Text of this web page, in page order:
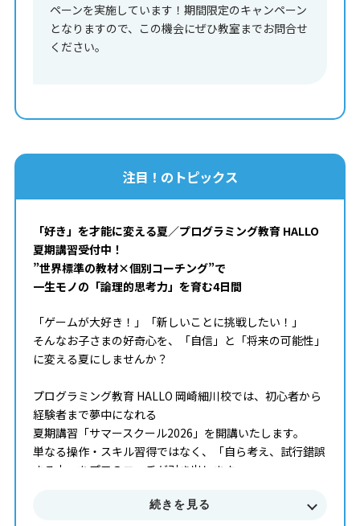
ペーンを実施しています！期間限定のキャンペーン
となりますので、この機会にぜひ教室までお問合せ
ください。
注目！のトピックス
「好き」を才能に変える夏／プログラミング教育 HALLO
夏期講習受付中！
”世界標準の教材×個別コーチング”で
一生モノの「論理的思考力」を育む4日間
「ゲームが大好き！」「新しいことに挑戦したい！」
そんなお子さまの好奇心を、「自信」と「将来の可能性」
に変える夏にしませんか？
プログラミング教育 HALLO 岡崎細川校では、初心者から
経験者まで夢中になれる
夏期講習「サマースクール2026」を開講いたします。
単なる操作・スキル習得ではなく、「自ら考え、試行錯誤
する力」をプロのコーチが引き出します。
■■■ サマースクール2026 概要 ■■■
続きを見る